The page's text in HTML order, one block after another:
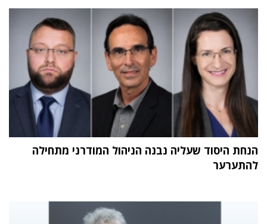
הנחת היסוד שעליה נבנה הניהול המודרני מתחילה
להתערער